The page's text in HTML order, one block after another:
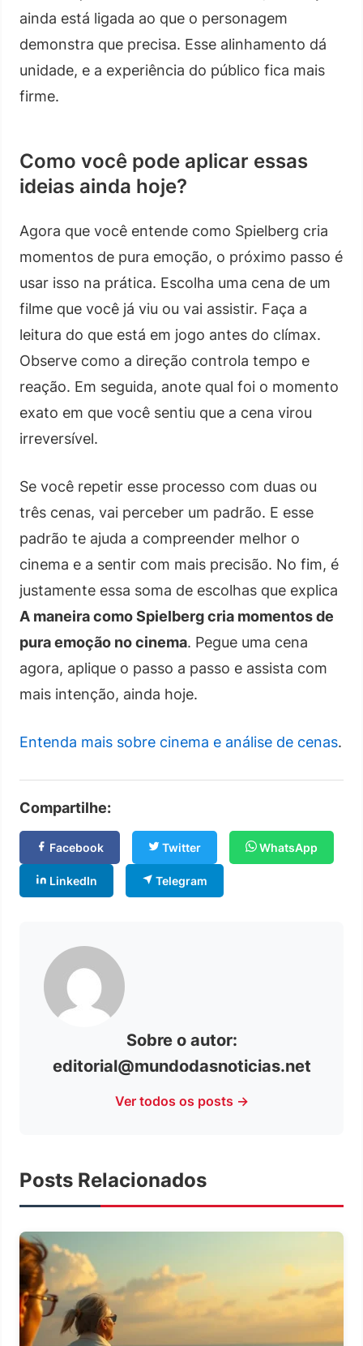
ainda está ligada ao que o personagem
demonstra que precisa. Esse alinhamento dá
unidade, e a experiência do público fica mais
firme.
Como você pode aplicar essas
ideias ainda hoje?
Agora que você entende como Spielberg cria
momentos de pura emoção, o próximo passo é
usar isso na prática. Escolha uma cena de um
filme que você já viu ou vai assistir. Faça a
leitura do que está em jogo antes do clímax.
Observe como a direção controla tempo e
reação. Em seguida, anote qual foi o momento
exato em que você sentiu que a cena virou
irreversível.
Se você repetir esse processo com duas ou
três cenas, vai perceber um padrão. E esse
padrão te ajuda a compreender melhor o
cinema e a sentir com mais precisão. No fim, é
justamente essa soma de escolhas que explica
A maneira como Spielberg cria momentos de
pura emoção no cinema. Pegue uma cena
agora, aplique o passo a passo e assista com
mais intenção, ainda hoje.
Entenda mais sobre cinema e análise de cenas.
Compartilhe:
Facebook Twitter WhatsApp
LinkedIn Telegram
Sobre o autor:
editorial@mundodasnoticias.net
Ver todos os posts →
Posts Relacionados